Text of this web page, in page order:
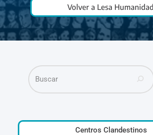
Volver a Lesa Humanidad
Centros Clandestinos